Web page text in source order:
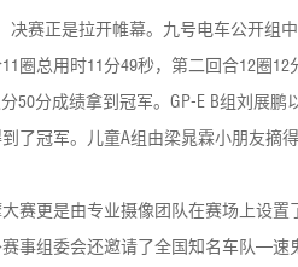
赛正是拉开帷幕。九号电车公开组
圈总用时11分49秒，第二回合12圈
50分成绩拿到冠军。GP-E B组刘展
了冠军。儿童A组由梁晁霖小朋友摘
赛更是由专业摄像团队在赛场上设
事组委会还邀请了全国知名车队—